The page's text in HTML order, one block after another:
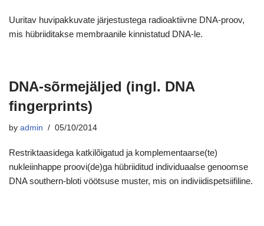
Uuritav huvipakkuvate järjestustega radioaktiivne DNA-proov,
mis hübriiditakse membraanile kinnistatud DNA-le.
DNA-sõrmejäljed (ingl. DNA
fingerprints)
by admin 05/10/2014
Restriktaasidega katkilõigatud ja komplementaarse(te)
nukleiinhappe proovi(de)ga hübriiditud individuaalse genoomse
DNA southern-bloti vöötsuse muster, mis on indiviidispetsiifiline.